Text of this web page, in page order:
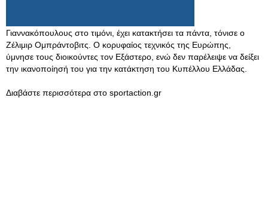
Γιαννακόπουλους στο τιμόνι, έχει κατακτήσει τα πάντα, τόνισε ο
Ζέλιμιρ Ομπράντοβιτς. Ο κορυφαίος τεχνικός της Ευρώπης,
ύμνησε τους διοικούντες τον Εξάστερο, ενώ δεν παρέλειψε να δείξει
την ικανοποίησή του για την κατάκτηση του Κυπέλλου Ελλάδας.
Διαβάστε περισσότερα στο sportaction.gr